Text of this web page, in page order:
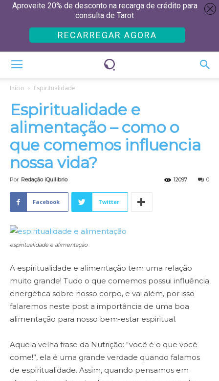
Início Espiritualidade
Espiritualidade e
alimentação – como o
que comemos influencia
nossa vida?
Por Redação iQuilibrio 0
12097
Facebook Twitter
espiritualidade e alimentação
A espiritualidade e alimentação tem uma relação
muito grande! Tudo o que comemos possui influência
energética sobre nosso corpo, e vai além, por isso
falaremos neste post a importância de uma boa
alimentação para nosso bem-estar espiritual.
Aquela velha frase da Nutrição: “você é o que você
come!”, ela é uma grande verdade quando falamos
de espiritualidade. Assim, quando pensamos em
Aproveite 20% de desconto na recarga de crédito para
consulta de Tarot
RECARREGAR AGORA